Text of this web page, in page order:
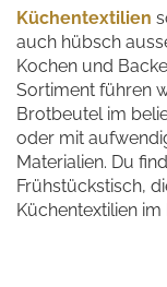
Küchentextilien
auch hübsch
Kochen und
Sortiment führen
Brotbeutel im
oder mit
Materialien. Du
Frühstückstisch,
Küchentextilien